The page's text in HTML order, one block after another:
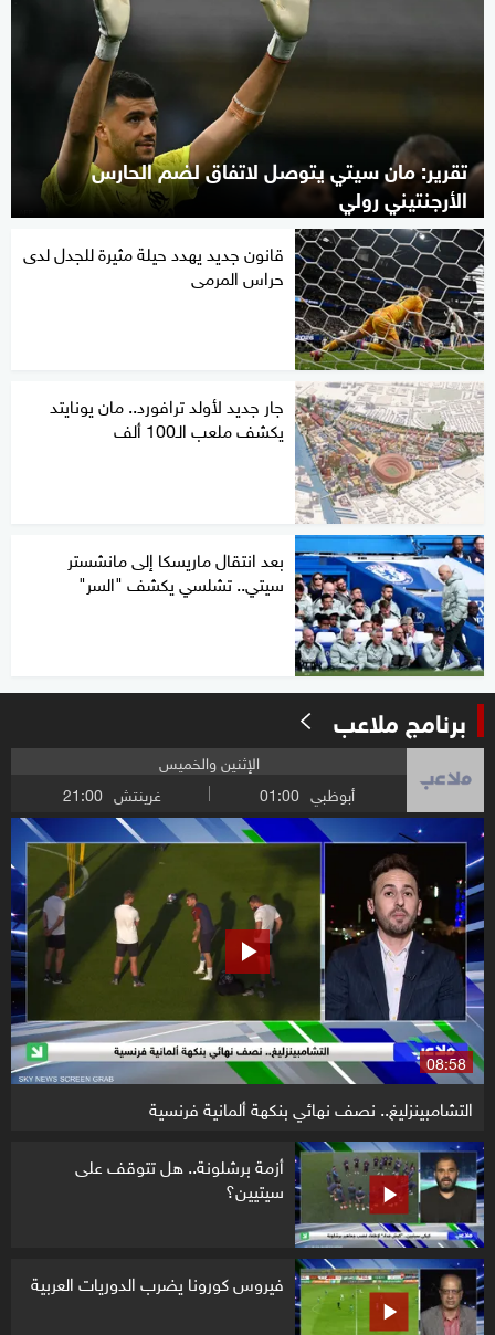
تقرير: مان سيتي يتوصل لاتفاق لضم الحارس
الأرجنتيني رولي
قانون جديد يهدد حيلة مثيرة للجدل لدى
حراس المرمى
جار جديد لأولد ترافورد.. مان يونايتد
يكشف ملعب الـ100 ألف
بعد انتقال ماريسكا إلى مانشستر
سيتي.. تشلسي يكشف "السر"
برنامج ملاعب
الإثنين والخميس
أبوظبي 01:00 غرينتش 21:00
08:58
التشامبينزليغ.. نصف نهائي بنكهة ألمانية فرنسية
أزمة برشلونة.. هل تتوقف على
سيتيين؟
فيروس كورونا يضرب الدوريات العربية